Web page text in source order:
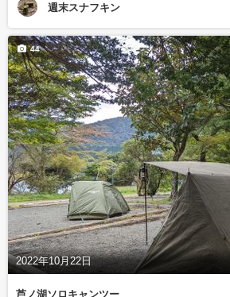
週末スナフキン
2022年10月22日
44
芦ノ湖ソロキャンツー